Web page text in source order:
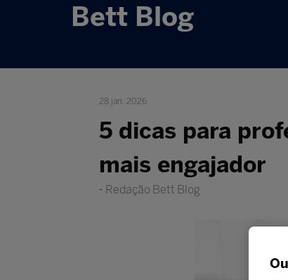
Bett Blog
28 jan. 2026
5 dicas para
mais engajador
Redação Bett Blog